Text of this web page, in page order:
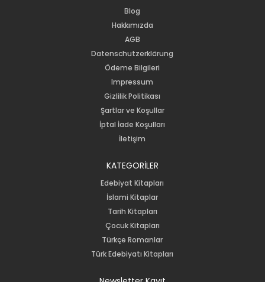
Blog
Hakkımızda
AGB
Datenschutzerklärung
Ödeme Bilgileri
Impressum
Gizlilik Politikası
Şartlar ve Koşullar
İptal İade Koşulları
İletişim
KATEGORİLER
Edebiyat Kitapları
İslami Kitaplar
Tarih Kitapları
Çocuk Kitapları
Türkçe Romanlar
Türk Edebiyatı Kitapları